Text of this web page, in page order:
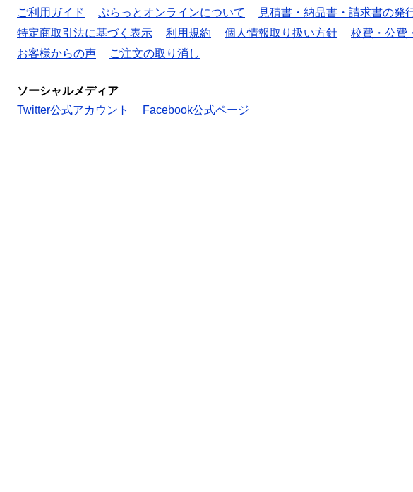
ご利用ガイド
ぷらっとオンラインについて 見積書・納品書・請求書の発
特定商取引法に基づく表示
利用規約 個人情報取り扱い方針 校費・公費
お客様からの声
ご注文の取り消し
ソーシャルメディア
Twitter公式アカウント
Facebook公式ページ